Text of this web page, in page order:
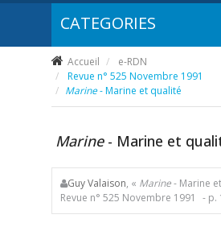
Accueil
e-RDN
Revue n° 525 Novembre 1991
Marine- Marine et qualité
Marine - Marine et
Guy Valaison, « Marine- Marine
Revue n° 525 Novembre 1991
- p.